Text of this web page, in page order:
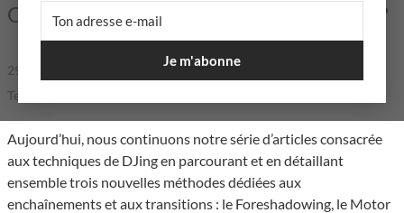
Comment construire un DJ set de A à Z ?
29 Mai |
Temps de lecture: 13 min
Aujourd’hui, nous continuons notre série d’articles consacrée
aux techniques de DJing en parcourant et en détaillant
ensemble trois nouvelles méthodes dédiées aux
enchaînements et aux transitions : le Foreshadowing, le Motor
Je m'abonne